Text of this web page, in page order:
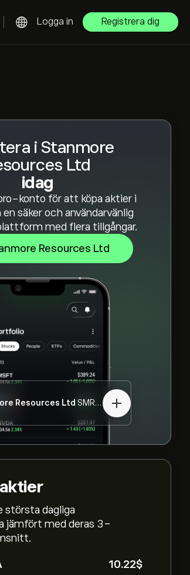
Logga in Registrera dig
i Stanmore
Ltd
idag
konto för att köpa aktier i
en säker och användarvänlig
med flera tillgångar.
Resources Ltd
Resources Ltd SMR.ASX
största dagliga
jämfört med deras 3-
10.22‎$‎